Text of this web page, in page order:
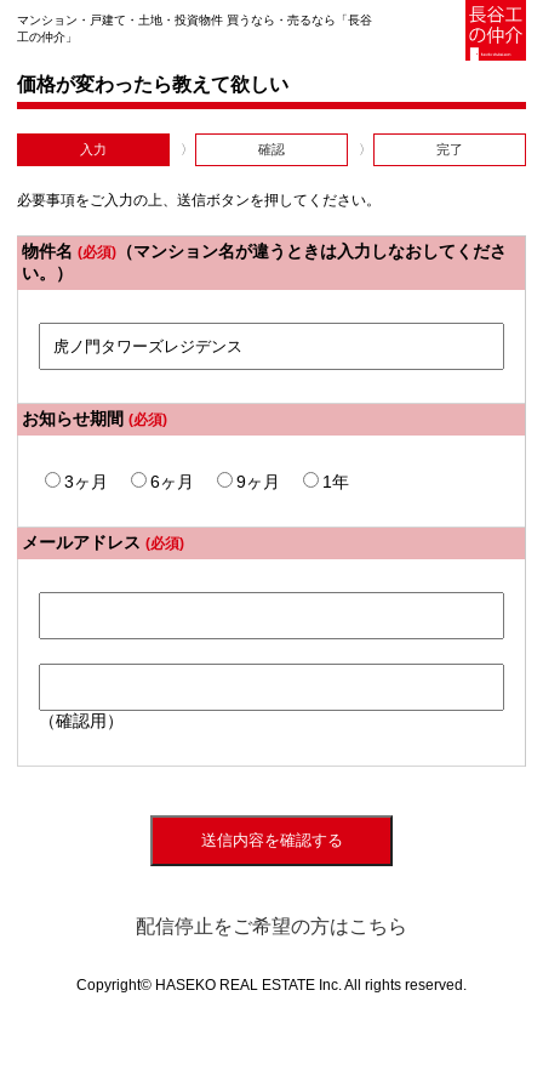
マンション・戸建て・土地・投資物件 買うなら・売るなら「長谷
工の仲介」
価格が変わったら教えて欲しい
入力 確認 完了
必要事項をご入力の上、送信ボタンを押してください。
物件名 (必須) （マンション名が違うときは入力しなおしてくださ
い。）
お知らせ期間 (必須)
3ヶ月 6ヶ月 9ヶ月 1年
メールアドレス (必須)
（確認用）
送信内容を確認する
配信停止をご希望の方はこちら
Copyright© HASEKO REAL ESTATE Inc. All rights reserved.